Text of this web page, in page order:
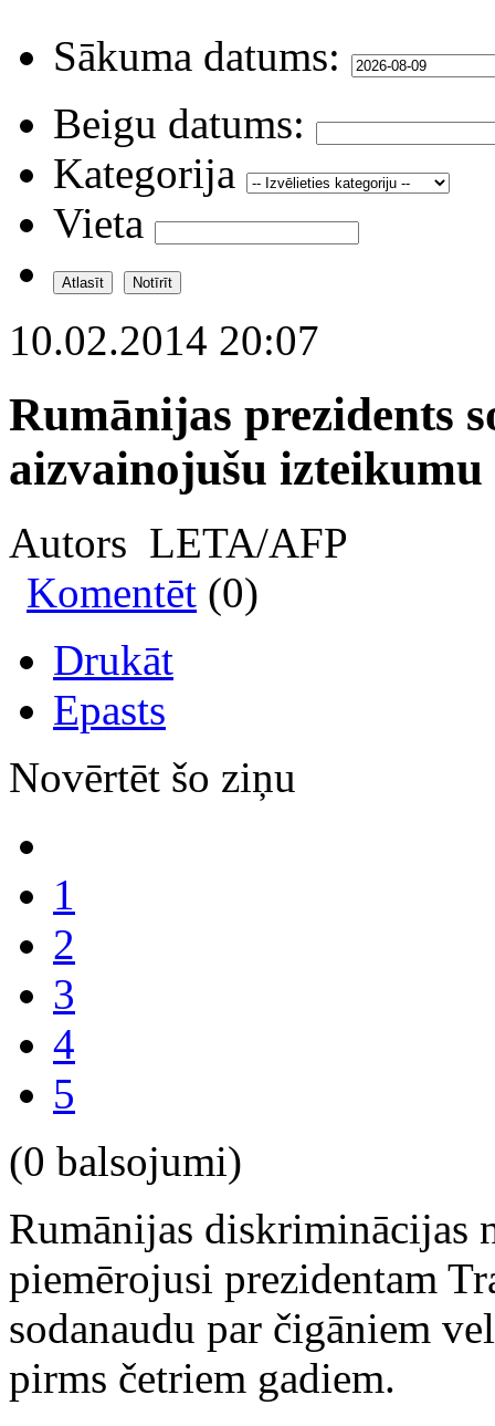
Sākuma datums:
Beigu datums:
Kategorija
Vieta
10.02.2014 20:07
Rumānijas prezidents
aizvainojušu izteikumu
Autors LETA/AFP
Komentēt (0)
Drukāt
Epasts
Novērtēt šo ziņu
1
2
3
4
5
(0 balsojumi)
Rumānijas diskriminācijas
piemērojusi prezidentam
sodanaudu par čigāniem
pirms četriem gadiem.